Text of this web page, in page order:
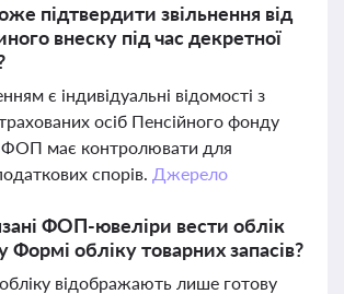
підтвердити звільнення від
внеску під час декретної
є індивідуальні відомості з
осіб Пенсійного фонду
ФОП має контролювати для
спорів. Джерело
ФОП-ювеліри вести облік
Формі обліку товарних запасів?
відображають лише готову